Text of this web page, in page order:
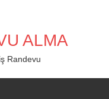
ALMA
Randevu